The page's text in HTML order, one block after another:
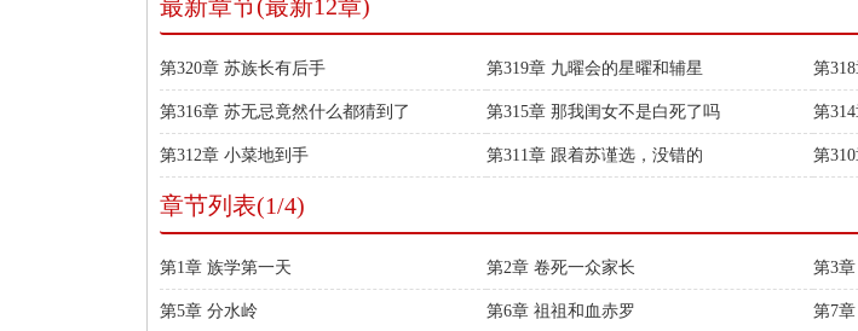
最新章节(最新12章)
第320章 苏族长有后手 第319章 九曜会的星曜和辅星 第
第316章 苏无忌竟然什么都猜到了 第315章 那我闺女不是白死了吗 第
第312章 小菜地到手 第311章 跟着苏谨选，没错的 第
章节列表(1/4)
第1章 族学第一天 第2章 卷死一众家长 第3
第5章 分水岭 第6章 祖祖和血赤罗 第7